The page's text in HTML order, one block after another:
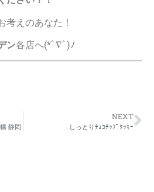
考えのあなた！
ン各店へ(*ﾟ∇ﾟ)ﾉ
静岡
NEXT
しっとりﾁｮｺﾁｯﾌﾟｸｯｷｰ